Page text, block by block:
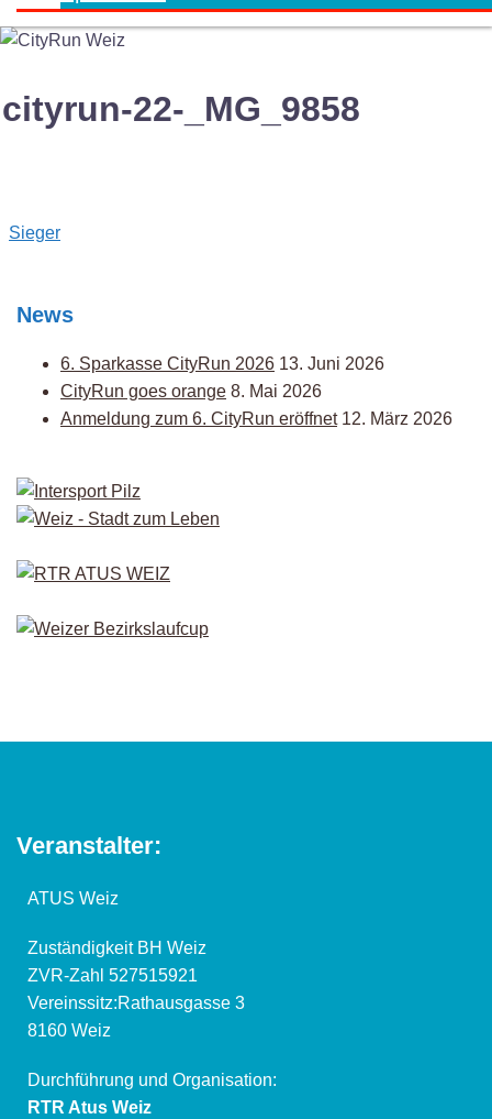
cityrun-22-_MG_9858
Post
Sieger
News
6. Sparkasse CityRun 2026 13. Juni 2026
CityRun goes orange 8. Mai 2026
Anmeldung zum 6. CityRun eröffnet 12. März 2026
Veranstalter:
ATUS Weiz
Zuständigkeit BH Weiz
ZVR-Zahl 527515921
Vereinssitz:Rathausgasse 3
8160 Weiz
Durchführung und Organisation:
RTR Atus Weiz